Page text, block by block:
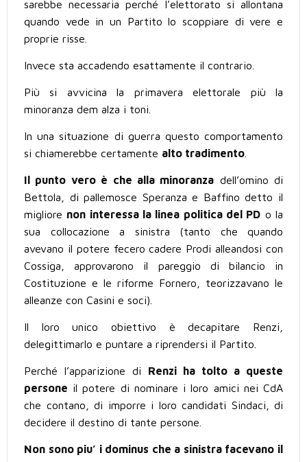
sarebbe necessaria perché l’elettorato si allontana
quando vede in un Partito lo scoppiare di vere e
proprie risse.
Invece sta accadendo esattamente il contrario.
Più si avvicina la primavera elettorale più la
minoranza dem alza i toni.
In una situazione di guerra questo comportamento
si chiamerebbe certamente alto tradimento
Il punto vero è che alla minoranza dell’omino di
Bettola, di pallemosce Speranza e Baffino detto il
migliore non interessa la linea politica del PD o la
sua collocazione a sinistra (tanto che quando
avevano il potere fecero cadere Prodi alleandosi con
Cossiga, approvarono il pareggio di bilancio in
Costituzione e le riforme Fornero, teorizzavano le
alleanze con Casini e soci).
Il loro unico obiettivo è decapitare Renzi,
delegittimarlo e puntare a riprendersi il Partito.
Perché l’apparizione di Renzi ha tolto a queste
persone il potere di nominare i loro amici nei CdA
che contano, di imporre i loro candidati Sindaci, di
decidere il destino di tante persone.
Non sono piu’ i dominus che a sinistra facevano il